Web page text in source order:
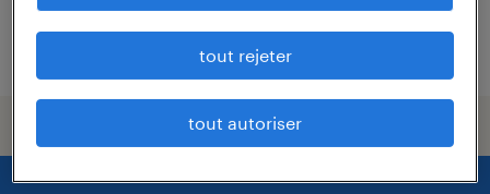
publié le 2 octobre 2025tout rejeter
tout autoriser